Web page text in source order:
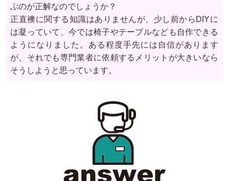
ぶのが正解なのでしょうか？
正直襖に関する知識はありませんが、少し前からDIYに
は凝っていて、今では椅子やテーブルなども自作できる
ようになりました。ある程度手先には自信があります
が、それでも専門業者に依頼するメリットが大きいなら
そうしようと思っています。